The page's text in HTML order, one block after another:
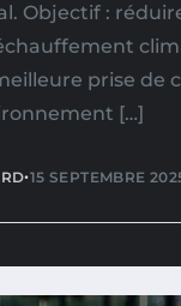
Objectif :
prise de
[…]
•15 SEPTEMBRE